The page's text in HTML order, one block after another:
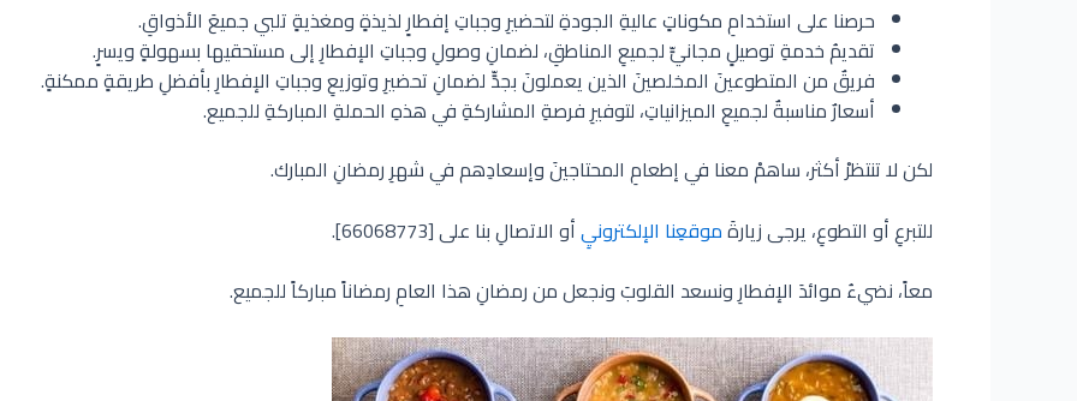
حرصنا على استخدامِ مكوناتٍ عاليةِ الجودةِ لتحضيرِ وجباتِ إفطارٍ لذيذةٍ ومغذيةٍ تلبي جميعَ الأذواقِ.
تقديمُ خدمةِ توصيلٍ مجانيٍّ لجميعِ المناطقِ، لضمانِ وصولِ وجباتِ الإفطارِ إلى مستحقيها بسهولةٍ ويسرٍ.
فريقٌ من المتطوعينَ المخلصينَ الذين يعملونَ بجدٍّ لضمانِ تحضيرِ وتوزيعِ وجباتِ الإفطارِ بأفضلِ طريقةٍ ممكنةٍ.
أسعارٌ مناسبةٌ لجميعِ الميزانياتِ، لتوفيرِ فرصةِ المشاركةِ في هذهِ الحملةِ المباركةِ للجميع.
لكن لا تنتظرْ أكثر، ساهمْ معنا في إطعامِ المحتاجينَ وإسعادِهم في شهرِ رمضانِ المبارك.
للتبرعِ أو التطوعِ، يرجى زيارةَموقعِنا الإلكترونيِأو الاتصالِ بنا على [66068773].
معاً، نضيءُ موائدَ الإفطارِ ونسعد القلوبَ ونجعل من رمضانِ هذا العامِ رمضاناً مباركاً للجميع.